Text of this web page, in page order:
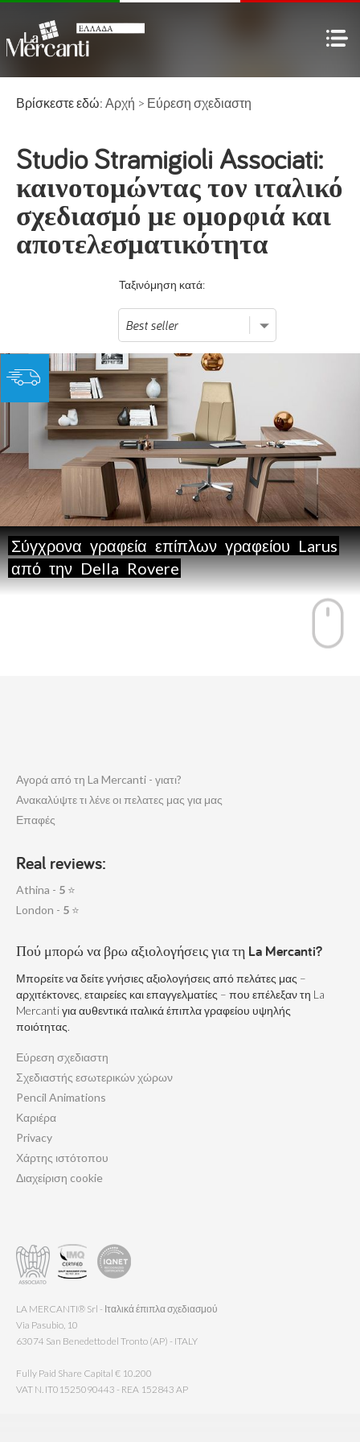
Βρίσκεστε εδώ: Αρχή > Εύρεση σχεδιαστη
Studio Stramigioli Associati:
καινοτομώντας τον ιταλικό
σχεδιασμό με ομορφιά και
αποτελεσματικότητα
Ταξινόμηση κατά:
Σύγχρονα γραφεία επίπλων γραφείου Larus
από την Della Rovere
Αγορά από τη La Mercanti - γιατι?
Ανακαλύψτε τι λένε οι πελατες μας για μας
Επαφές
Real reviews:
Athina - 5 ⭐
London - 5 ⭐
Πού μπορώ να βρω αξιολογήσεις για τη La Mercanti?
Μπορείτε να δείτε γνήσιες αξιολογήσεις από πελάτες μας –
αρχιτέκτονες, εταιρείες και επαγγελματίες – που επέλεξαν τη La
Mercanti για αυθεντικά ιταλικά έπιπλα γραφείου υψηλής
ποιότητας.
Εύρεση σχεδιαστη
Σχεδιαστής εσωτερικών χώρων
Pencil Animations
Καριέρα
Privacy
Χάρτης ιστότοπου
Διαχείριση cookie
LA MERCANTI® Srl - Ιταλικά έπιπλα σχεδιασμού
Via Pasubio, 10
63074 San Benedetto del Tronto (AP) - ITALY
Fully Paid Share Capital € 10.200
VAT N. IT01525090443 - REA 152843 AP